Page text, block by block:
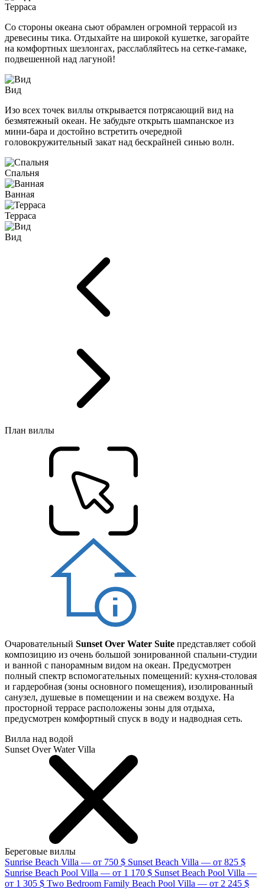
Терраса
Со стороны океана сьют обрамлен огромной террасой из
древесины тика. Отдыхайте на широкой кушетке, загорайте
на комфортных шезлонгах, расслабляйтесь на сетке-гамаке,
подвешенной над лагуной!
Вид
Изо всех точек виллы открывается потрясающий вид на
безмятежный океан. Не забудьте открыть шампанское из
мини-бара и достойно встретить очередной
головокружительный закат над бескрайней синью волн.
Спальня
Ванная
Терраса
Вид
План виллы
Очаровательный Sunset Over Water Suite представляет собой
композицию из очень большой зонированной спальни-студии
и ванной с панорамным видом на океан. Предусмотрен
полный спектр вспомогательных помещений: кухня-столовая
и гардеробная (зоны основного помещения), изолированный
санузел, душевые в помещении и на свежем воздухе. На
просторной террасе расположены зоны для отдыха,
предусмотрен комфортный спуск в воду и надводная сеть.
Вилла над водой
Sunset Over Water Villa
Береговые виллы
Sunrise Beach Villa — от 750 $ Sunset Beach Villa — от 825 $
Sunrise Beach Pool Villa — от 1 170 $ Sunset Beach Pool Villa —
от 1 305 $ Two Bedroom Family Beach Pool Villa — от 2 245 $